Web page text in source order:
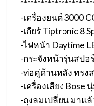
-เครื่องยนต์ 3000
-เกียร์ Tiptronic 8
-ไฟหน้า Daytime
-กระจังหน้ารุ่นสปอ
-ท่อคู่ด้านหลัง ทรง
-เครื่องเสียง Bose
-ถุงลมเปลี่ยน มาแ